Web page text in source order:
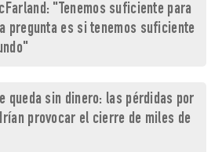
"Tenemos suficiente para
pregunta es si tenemos suficiente
queda sin dinero: las pérdidas por
provocar el cierre de miles de